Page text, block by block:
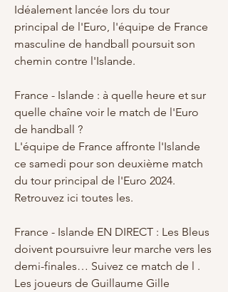
Idéalement lancée lors du tour
principal de l'Euro, l'équipe de France
masculine de handball poursuit son
chemin contre l'Islande.
France - Islande : à quelle heure et sur
quelle chaîne voir le match de l'Euro
de handball ?
L'équipe de France affronte l'Islande
ce samedi pour son deuxième match
du tour principal de l'Euro 2024.
Retrouvez ici toutes les.
France - Islande EN DIRECT : Les Bleus
doivent poursuivre leur marche vers les
demi-finales… Suivez ce match de l .
Les joueurs de Guillaume Gille